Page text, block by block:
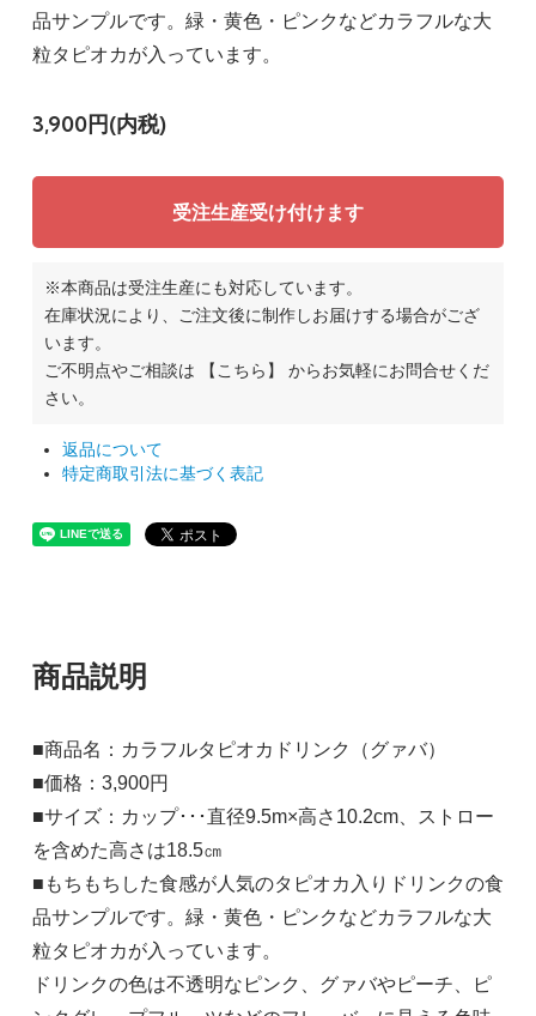
品サンプルです。緑・黄色・ピンクなどカラフルな大
粒タピオカが入っています。
3,900円(内税)
受注生産受け付けます
※本商品は受注生産にも対応しています。
在庫状況により、ご注文後に制作しお届けする場合がござ
います。
ご不明点やご相談は
【こちら】
からお気軽にお問合せくだ
さい。
返品について
特定商取引法に基づく表記
商品説明
■商品名：カラフルタピオカドリンク（グァバ）
■価格：3,900円
■サイズ：カップ･･･直径9.5m×高さ10.2cm、ストロー
を含めた高さは18.5㎝
■もちもちした食感が人気のタピオカ入りドリンクの食
品サンプルです。緑・黄色・ピンクなどカラフルな大
粒タピオカが入っています。
ドリンクの色は不透明なピンク、グァバやピーチ、ピ